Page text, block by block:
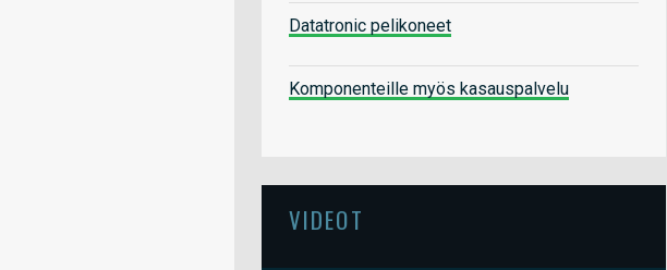
Datatronic pelikoneet
Komponenteille myös kasauspalvelu
VIDEOT